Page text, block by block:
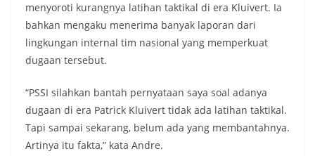
menyoroti kurangnya latihan taktikal di era Kluivert. Ia
bahkan mengaku menerima banyak laporan dari
lingkungan internal tim nasional yang memperkuat
dugaan tersebut.
“PSSI silahkan bantah pernyataan saya soal adanya
dugaan di era Patrick Kluivert tidak ada latihan taktikal.
Tapi sampai sekarang, belum ada yang membantahnya.
Artinya itu fakta,” kata Andre.